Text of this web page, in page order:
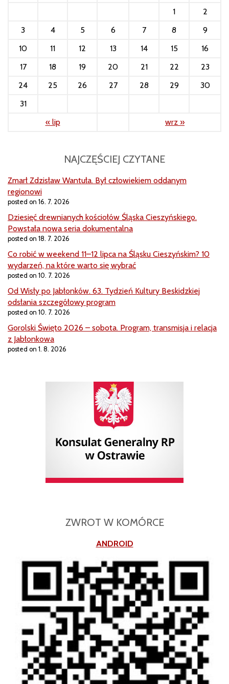
1
2
3
4 5 6 7 8
9
10
11 12 13 14 15
16
17
18 19 20 21 22
23
24
25 26 27 28 29
30
31
« lip
wrz »
NAJCZĘŚCIEJ CZYTANE
Zmarł Zdzisław Wantuła. Był człowiekiem oddanym
regionowi
posted on 16. 7. 2026
Dziesięć drewnianych kościołów Śląska Cieszyńskiego.
Powstała nowa seria dokumentalna
posted on 18. 7. 2026
Co robić w weekend 11–12 lipca na Śląsku Cieszyńskim? 10
wydarzeń, na które warto się wybrać
posted on 10. 7. 2026
Od Wisły po Jabłonków. 63. Tydzień Kultury Beskidzkiej
odsłania szczegółowy program
posted on 10. 7. 2026
Gorolski Święto 2026 – sobota. Program, transmisja i relacja
z Jabłonkowa
posted on 1. 8. 2026
ZWROT W KOMÓRCE
ANDROID